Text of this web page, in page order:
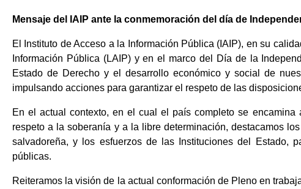
Mensaje del IAIP ante la conmemoración del día de
El Instituto de Acceso a la Información Pública (IAIP), en su
Información Pública (LAIP) y en el marco del Día de la
Estado de Derecho y el desarrollo económico y social de
impulsando acciones para garantizar el respeto de las
En el actual contexto, en el cual el país completo se
respeto a la soberanía y a la libre determinación, destacamos
salvadoreña, y los esfuerzos de las Instituciones del Estado,
públicas.
Reiteramos la visión de la actual conformación de Pleno en